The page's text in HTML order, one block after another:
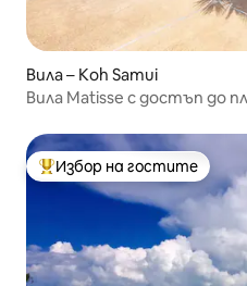
Вила – Koh Samui
Вила Matisse с достъп до
Най-популярен избор на
Избор на гостите